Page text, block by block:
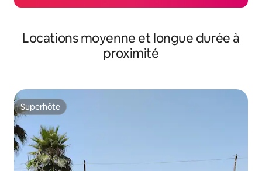
Locations moyenne et longue durée à
proximité
Superhôte
Superhôte